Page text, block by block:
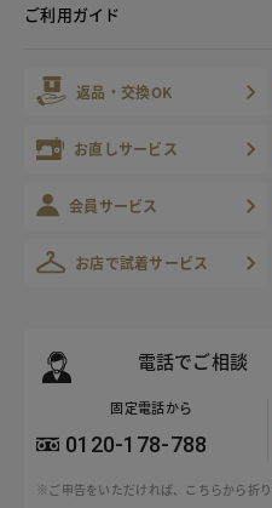
ご利用ガイド
返品・交換OK
お直しサービス
会員サービス
お店で試着サービス
電話でご相談
固定電話から
0120-178-788
※ご申告をいただければ、こちらから折